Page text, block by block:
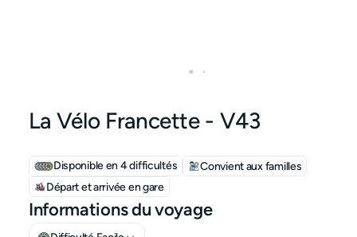
La Vélo Francette - V43
Disponible en 4 difficultés
Convient aux familles
Départ et arrivée en gare
Informations du voyage